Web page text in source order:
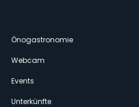
Önogastronomie
Webcam
Events
Unterkünfte